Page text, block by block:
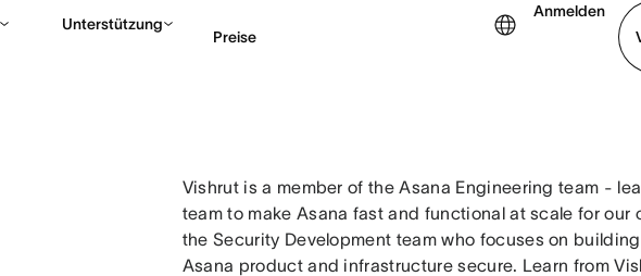
Unterstützung
Preise
Anmelden
Vishrut is a member of the Asana Engineering team -
team to make Asana fast and functional at scale for our
the Security Development team who focuses on
Asana product and infrastructure secure. Learn from